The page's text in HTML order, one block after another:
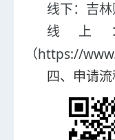
线下： 吉
线上
（https://
四、申请流